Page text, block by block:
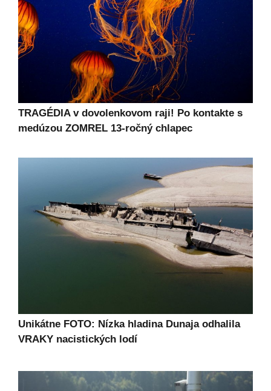
TRAGÉDIA v dovolenkovom raji! Po kontakte s
medúzou ZOMREL 13-ročný chlapec
Unikátne FOTO: Nízka hladina Dunaja odhalila
VRAKY nacistických lodí